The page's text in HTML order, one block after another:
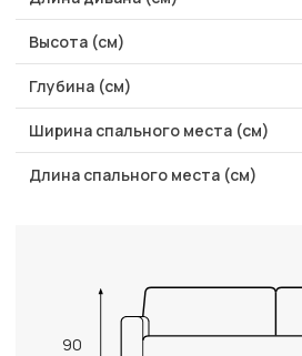
Высота (см)
Глубина (см)
Ширина спального места (см)
Длина спального места (см)
90